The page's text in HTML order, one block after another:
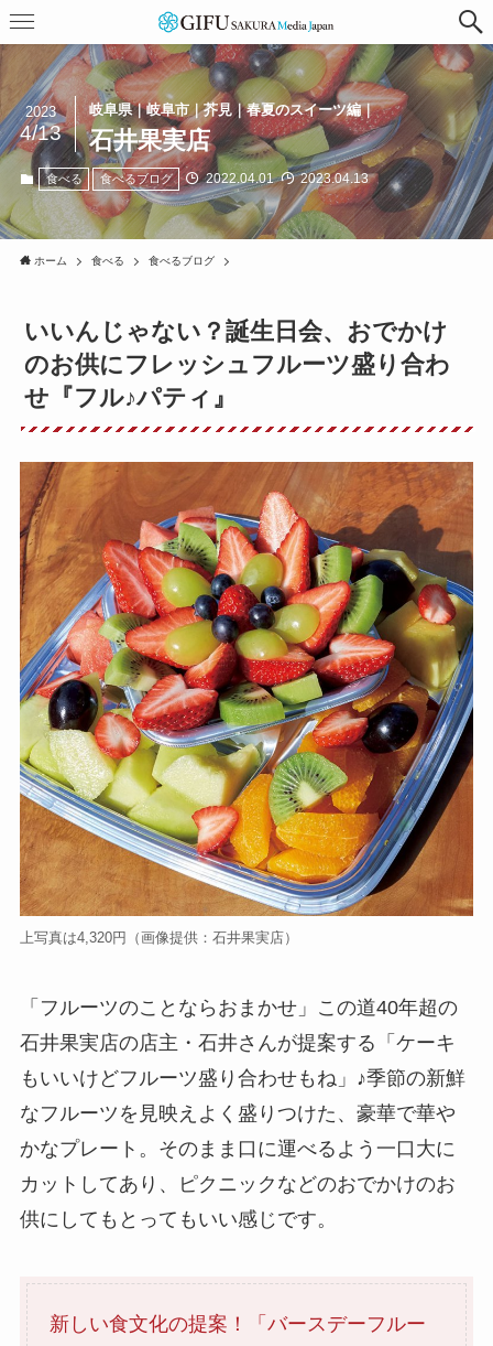
岐阜県｜岐阜市｜芥見｜春夏のスイーツ編｜
石井果実店
2023
4/13
食べる 食べるブログ 2022.04.01 2023.04.13
ホーム 食べる 食べるブログ
いいんじゃない？誕生日会、おでかけ
のお供にフレッシュフルーツ盛り合わ
せ『フル♪パティ』
上写真は4,320円（画像提供：石井果実店）
「フルーツのことならおまかせ」この道40年超の
石井果実店の店主・石井さんが提案する「ケーキ
もいいけどフルーツ盛り合わせもね」♪季節の新鮮
なフルーツを見映えよく盛りつけた、豪華で華や
かなプレート。そのまま口に運べるよう一口大に
カットしてあり、ピクニックなどのおでかけのお
供にしてもとってもいい感じです。
新しい食文化の提案！「バースデーフルー